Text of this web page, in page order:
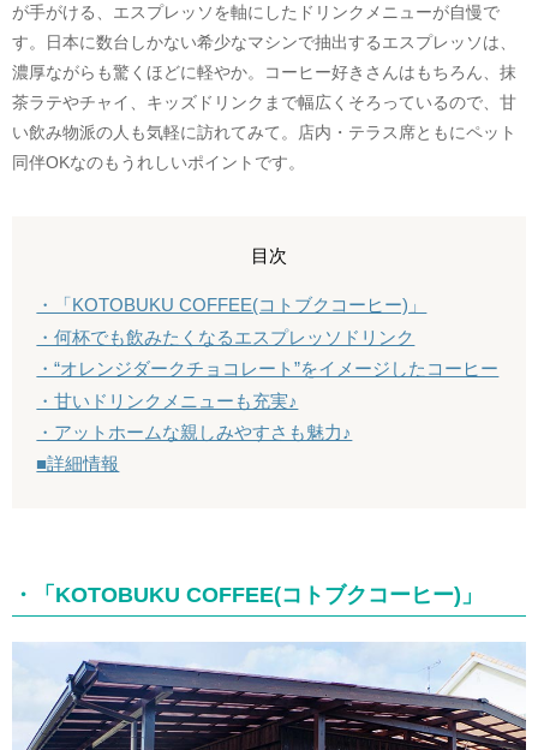
が手がける、エスプレッソを軸にしたドリンクメニューが自慢で
す。日本に数台しかない希少なマシンで抽出するエスプレッソは、
濃厚ながらも驚くほどに軽やか。コーヒー好きさんはもちろん、抹
茶ラテやチャイ、キッズドリンクまで幅広くそろっているので、甘
い飲み物派の人も気軽に訪れてみて。店内・テラス席ともにペット
同伴OKなのもうれしいポイントです。
目次
・「KOTOBUKU COFFEE(コトブクコーヒー)」
・何杯でも飲みたくなるエスプレッソドリンク
・“オレンジダークチョコレート”をイメージしたコーヒー
・甘いドリンクメニューも充実♪
・アットホームな親しみやすさも魅力♪
■詳細情報
・「KOTOBUKU COFFEE(コトブクコーヒー)」